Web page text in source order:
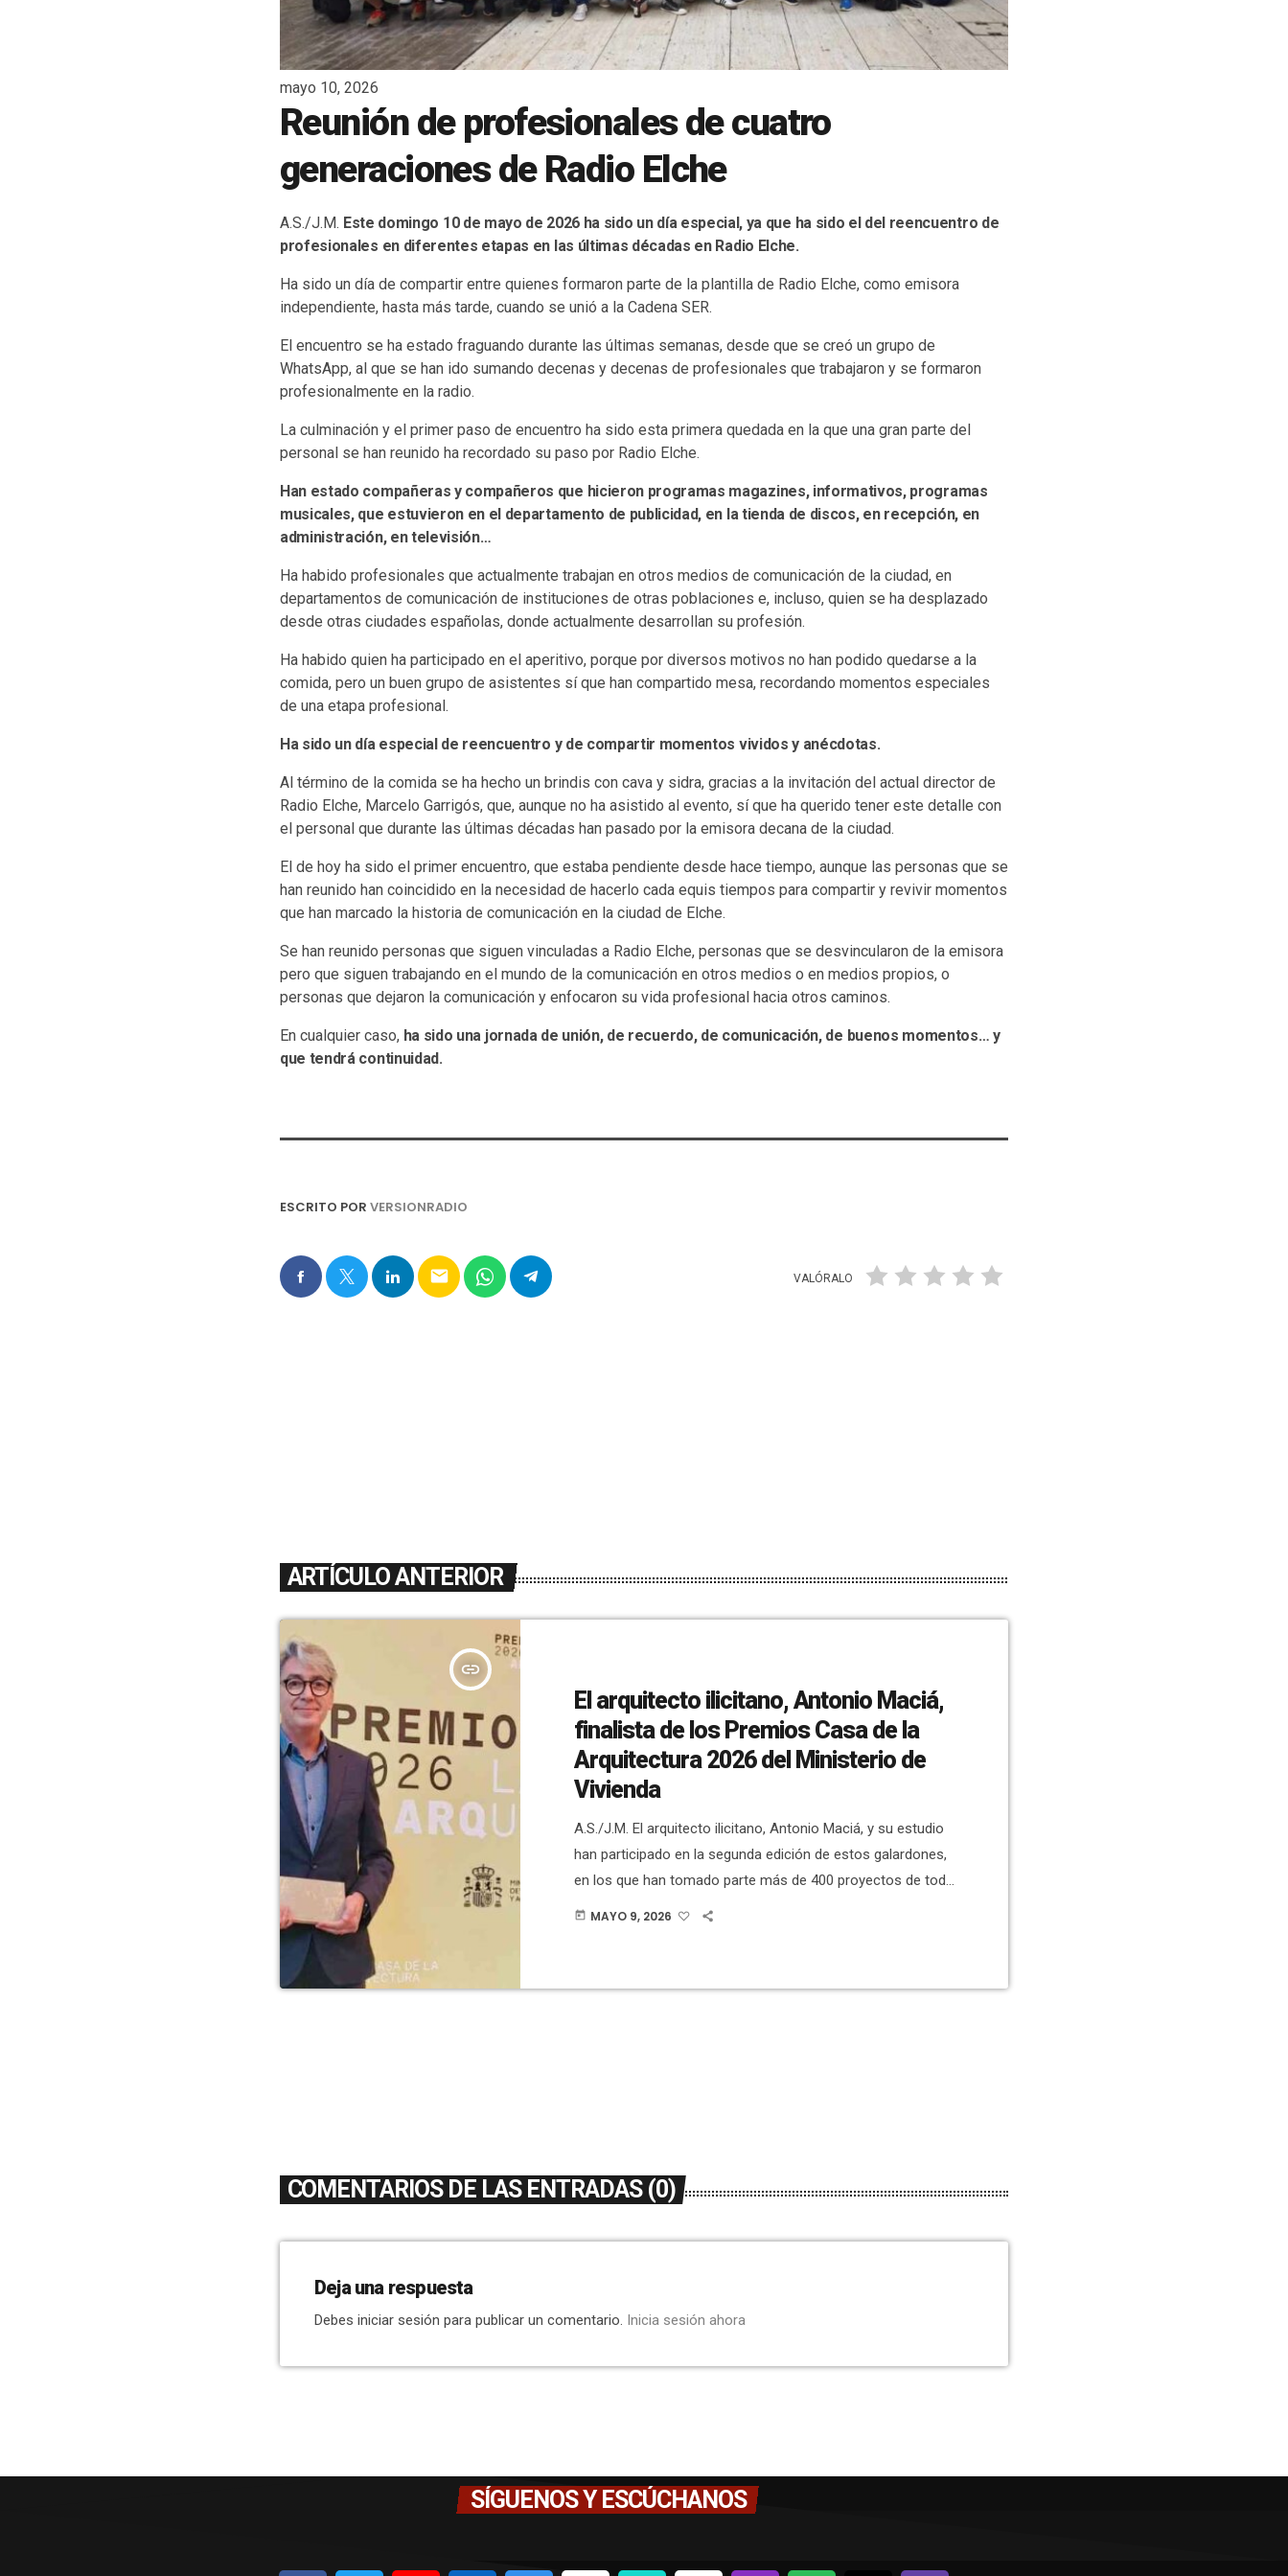
mayo 10, 2026
Reunión de profesionales de cuatro
generaciones de Radio Elche
A.S./J.M. Este domingo 10 de mayo de 2026 ha sido un día especial, ya que ha sido el del reencuentro de
profesionales en diferentes etapas en las últimas décadas en Radio Elche.
Ha sido un día de compartir entre quienes formaron parte de la plantilla de Radio Elche, como emisora
independiente, hasta más tarde, cuando se unió a la Cadena SER.
El encuentro se ha estado fraguando durante las últimas semanas, desde que se creó un grupo de
WhatsApp, al que se han ido sumando decenas y decenas de profesionales que trabajaron y se formaron
profesionalmente en la radio.
La culminación y el primer paso de encuentro ha sido esta primera quedada en la que una gran parte del
personal se han reunido ha recordado su paso por Radio Elche.
Han estado compañeras y compañeros que hicieron programas magazines, informativos, programas
musicales, que estuvieron en el departamento de publicidad, en la tienda de discos, en recepción, en
administración, en televisión…
Ha habido profesionales que actualmente trabajan en otros medios de comunicación de la ciudad, en
departamentos de comunicación de instituciones de otras poblaciones e, incluso, quien se ha desplazado
desde otras ciudades españolas, donde actualmente desarrollan su profesión.
Ha habido quien ha participado en el aperitivo, porque por diversos motivos no han podido quedarse a la
comida, pero un buen grupo de asistentes sí que han compartido mesa, recordando momentos especiales
de una etapa profesional.
Ha sido un día especial de reencuentro y de compartir momentos vividos y anécdotas.
Al término de la comida se ha hecho un brindis con cava y sidra, gracias a la invitación del actual director de
Radio Elche, Marcelo Garrigós, que, aunque no ha asistido al evento, sí que ha querido tener este detalle con
el personal que durante las últimas décadas han pasado por la emisora decana de la ciudad.
El de hoy ha sido el primer encuentro, que estaba pendiente desde hace tiempo, aunque las personas que se
han reunido han coincidido en la necesidad de hacerlo cada equis tiempos para compartir y revivir momentos
que han marcado la historia de comunicación en la ciudad de Elche.
Se han reunido personas que siguen vinculadas a Radio Elche, personas que se desvincularon de la emisora
pero que siguen trabajando en el mundo de la comunicación en otros medios o en medios propios, o
personas que dejaron la comunicación y enfocaron su vida profesional hacia otros caminos.
En cualquier caso, ha sido una jornada de unión, de recuerdo, de comunicación, de buenos momentos… y
que tendrá continuidad.
ESCRITO POR VERSIONRADIO
email VALÓRALO
ARTÍCULO ANTERIOR
insert_link
El arquitecto ilicitano, Antonio Maciá,
finalista de los Premios Casa de la
Arquitectura 2026 del Ministerio de
Vivienda
A.S./J.M. El arquitecto ilicitano, Antonio Maciá, y su estudio
han participado en la segunda edición de estos galardones,
en los que han tomado parte más de 400 proyectos de toda
España, en la categoría de Investigación. El proyecto
today MAYO 9, 2026
COMENTARIOS DE LAS ENTRADAS (0)
Deja una respuesta
Debes iniciar sesión para publicar un comentario. Inicia sesión ahora
SÍGUENOS Y ESCÚCHANOS